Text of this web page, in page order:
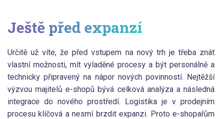
Ještě před expanzí
Určitě už víte, že před vstupem na nový trh je třeba znát
vlastní možnosti, mít vyladěné procesy a být personálně a
technicky připravený na nápor nových povinností. Nejtěžší
výzvou majitelů e-shopů bývá celková analýza a následná
integrace do nového prostředí. Logistika je v prodejním
procesu klíčová a nesmí brzdit expanzi. Proto e-shopařům